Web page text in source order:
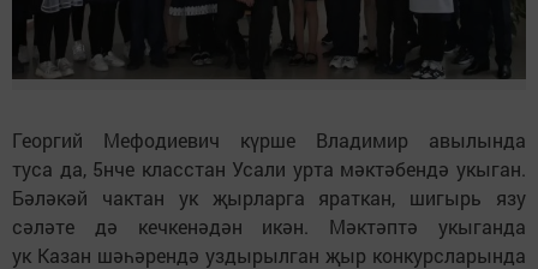
Георгий Мефодиевич күрше Владимир авылында
туса да, 5нче класстан Усали урта мәктәбендә укыган.
Бәләкәй чактан ук җырларга яраткан, шигырь язу
сәләте дә кечкенәдән икән. Мәктәптә укыганда
ук Казан шәһәрендә уздырылган җыр конкурсларында